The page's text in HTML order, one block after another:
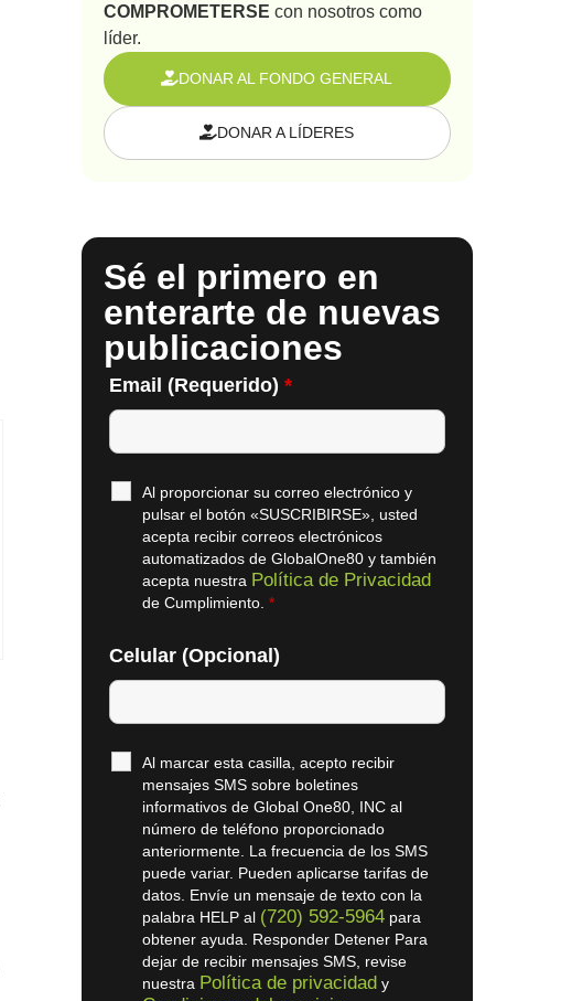
COMPROMETERSE con nosotros como
líder.
DONAR AL FONDO GENERAL
DONAR A LÍDERES
Sé el primero en
enterarte de nuevas
publicaciones
Email (Requerido) *
Al proporcionar su correo electrónico y
pulsar el botón «SUSCRIBIRSE», usted
acepta recibir correos electrónicos
automatizados de GlobalOne80 y también
acepta nuestra Política de Privacidad
de Cumplimiento. *
Celular (Opcional)
Al marcar esta casilla, acepto recibir
mensajes SMS sobre boletines
informativos de Global One80, INC al
número de teléfono proporcionado
anteriormente. La frecuencia de los SMS
puede variar. Pueden aplicarse tarifas de
datos. Envíe un mensaje de texto con la
palabra HELP al (720) 592-5964para
obtener ayuda. Responder Detener Para
dejar de recibir mensajes SMS, revise
nuestra Política de privacidad y